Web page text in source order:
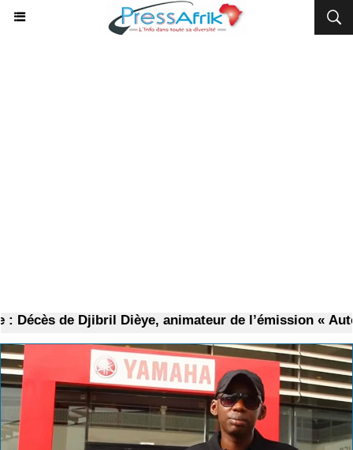
de Djibril Dièye, animateur de l’émission « Auto Mag